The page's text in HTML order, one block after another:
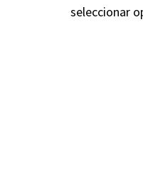
seleccionar